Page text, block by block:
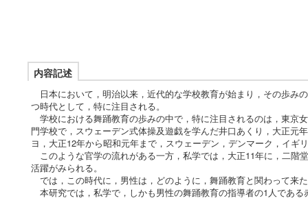
内容記述
日本において，明治以来，近代的な学校教育が始まり，その歩み
つ時代として，特に注目される。
学校における舞踊教育の歩みの中で，特に注目されるのは，東京
門学校で，スウェーデン式体操及遊戯を学んだ井口あくり，大正
ヨ，大正12年から昭和元年まで，スウェーデン，デンマーク，イ
このような官学の流れがある一方，私学では，大正11年に，二階
活躍がみられる。
では，この時代に，男性は，どのように，舞踊教育と関わって来
本研究では，私学で，しかも男性の舞踊教育の指導者の1人であ